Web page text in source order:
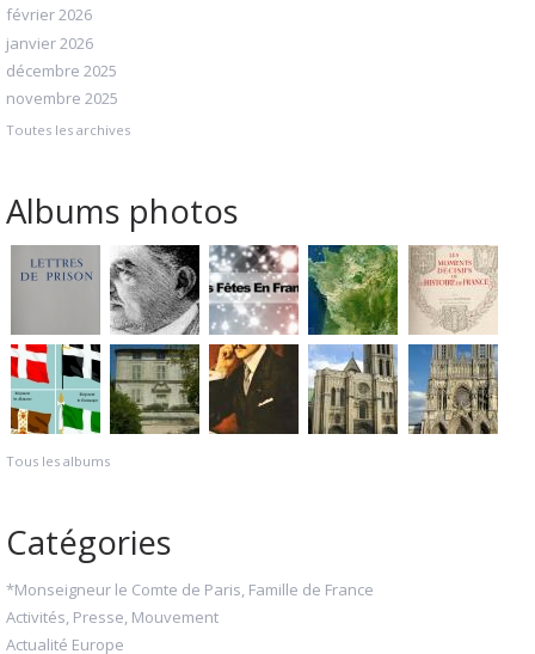
février 2026
janvier 2026
décembre 2025
novembre 2025
Toutes les archives
Albums photos
Tous les albums
Catégories
*Monseigneur le Comte de Paris, Famille de France
Activités, Presse, Mouvement
Actualité Europe